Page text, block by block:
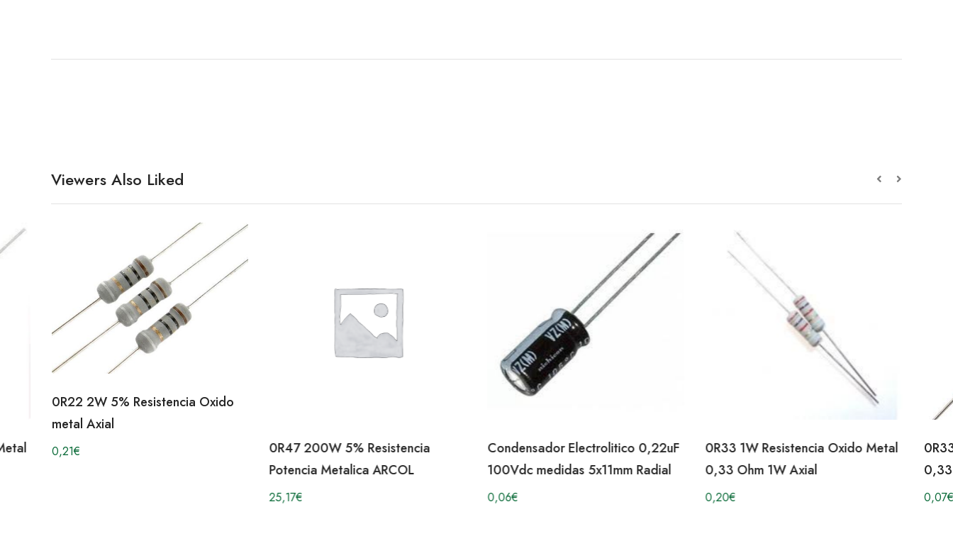
Viewers Also Liked
0R22 2W 5% Resistencia Oxido
metal Axial
0,21€
0R47 200W 5% Resistencia
Potencia Metalica ARCOL
25,17€
Condensador Electrolitico 0,22uF
100Vdc medidas 5x11mm Radial
0,06€
0R33 1W Resistencia Oxido Metal
0,33 Ohm 1W Axial
0,20€ 0,07€